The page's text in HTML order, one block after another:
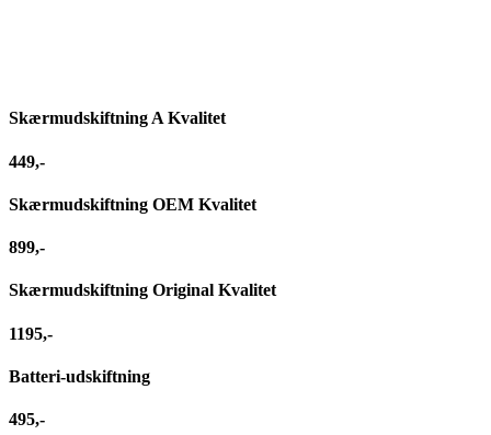
Skærmudskiftning A Kvalitet
449,-
Skærmudskiftning OEM Kvalitet
899,-
Skærmudskiftning Original Kvalitet
1195,-
Batteri-udskiftning
495,-